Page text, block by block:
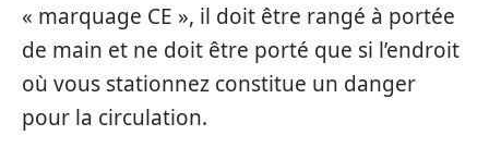
« marquage CE », il doit être rangé à portée
de main et ne doit être porté que si l’endroit
où vous stationnez constitue un danger
pour la circulation.